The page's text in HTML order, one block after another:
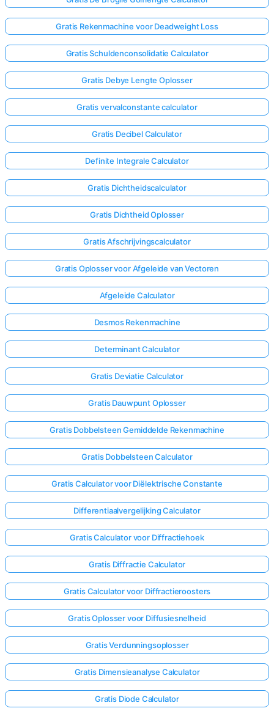
Log
in!
Gratis Rekenmachine voor Deadweight Loss
Gratis Schuldenconsolidatie Calculator
Gratis Debye Lengte Oplosser
Gratis vervalconstante calculator
Gratis Decibel Calculator
Definite Integrale Calculator
Gratis Dichtheidscalculator
Gratis Dichtheid Oplosser
Gratis Afschrijvingscalculator
Gratis Oplosser voor Afgeleide van Vectoren
Afgeleide Calculator
Desmos Rekenmachine
Determinant Calculator
Gratis Deviatie Calculator
Gratis Dauwpunt Oplosser
Gratis Dobbelsteen Gemiddelde Rekenmachine
Gratis Dobbelsteen Calculator
Gratis Calculator voor Diëlektrische Constante
Differentiaalvergelijking Calculator
Gratis Calculator voor Diffractiehoek
Gratis Diffractie Calculator
Gratis Calculator voor Diffractieroosters
Gratis Oplosser voor Diffusiesnelheid
Gratis Verdunningsoplosser
Gratis Dimensieanalyse Calculator
Gratis Diode Calculator